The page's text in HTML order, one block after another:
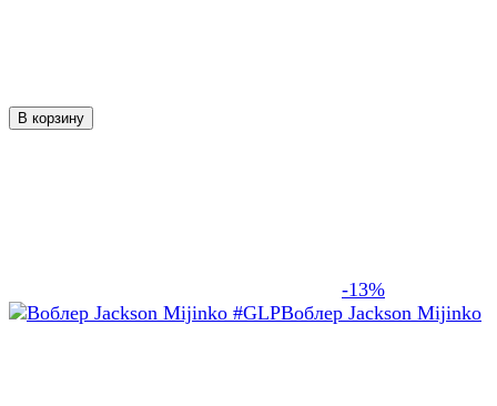
В корзину
-13%
Воблер Jackson Mijinko